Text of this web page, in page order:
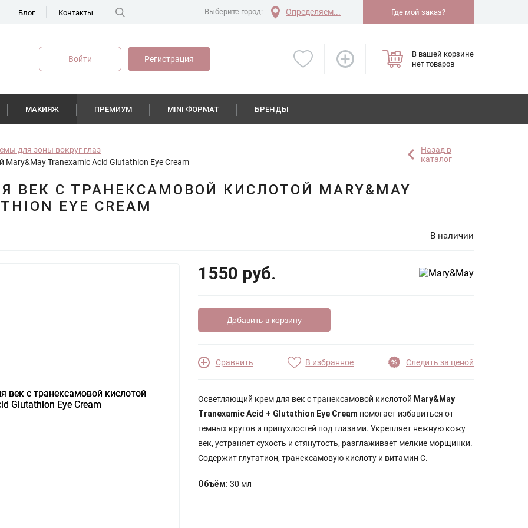
Блог Контакты Выберите город: Определяем... Где мой заказ?
Войти Регистрация
В вашей корзине
нет товаров
МАКИЯЖ ПРЕМИУМ MINI ФОРМАТ БРЕНДЫ
для зоны вокруг глаз
Tranexamic Acid Glutathion Eye Cream
Назад в
каталог
С ТРАНЕКСАМОВОЙ КИСЛОТОЙ MARY&MAY
EYE CREAM
В наличии
1550 руб.
Добавить в корзину
Сравнить В избранное Следить за ценой
Осветляющий крем для век с транексамовой кислотой Mary&May
Tranexamic Acid + Glutathion Eye Cream помогает избавиться от
темных кругов и припухлостей под глазами. Укрепляет нежную кожу
век, устраняет сухость и стянутость, разглаживает мелкие морщинки.
Содержит глутатион, транексамовую кислоту и витамин С.
Объём: 30 мл